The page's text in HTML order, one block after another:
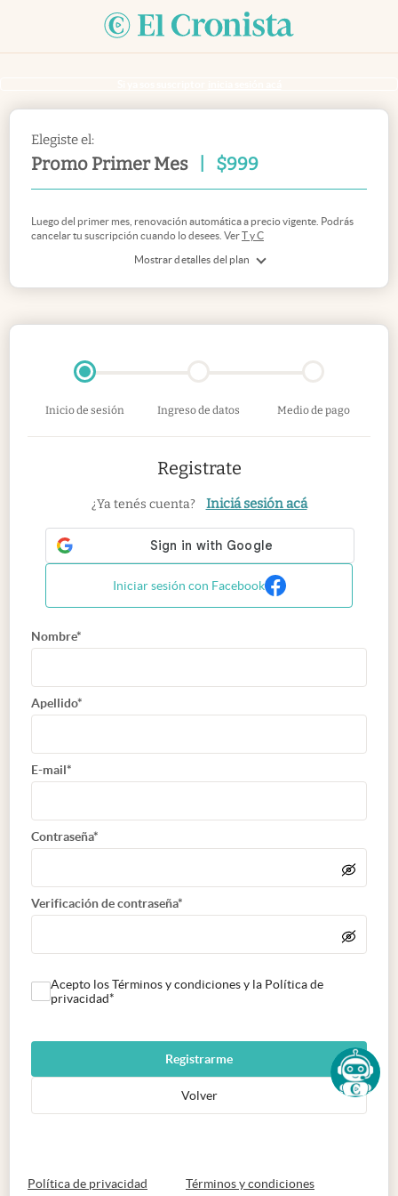
Elegiste el:
Promo Primer Mes $999
Mostrar detalles del plan
Luego del primer mes, renovación automática a precio vigente. Podrás
cancelar tu suscripción cuando lo desees. VerT y C
Inicio de sesión Ingreso de datos Medio de pago
Registrate
¿Ya tenés cuenta? Iniciá sesión acá
Iniciar sesión con Facebook
Nombre*
Apellido*
E-mail*
Contraseña*
Verificación de contraseña*
Acepto los Términos y condiciones y la Política de
privacidad*
Registrarme
Volver
Política de privacidad abre en nueva pestaña
Términos y condicionesabre en nueva